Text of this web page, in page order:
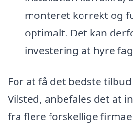
monteret korrekt og
optimalt. Det kan
investering at hyre
For at få det bedste
Vilsted, anbefales det at
fra flere forskellige